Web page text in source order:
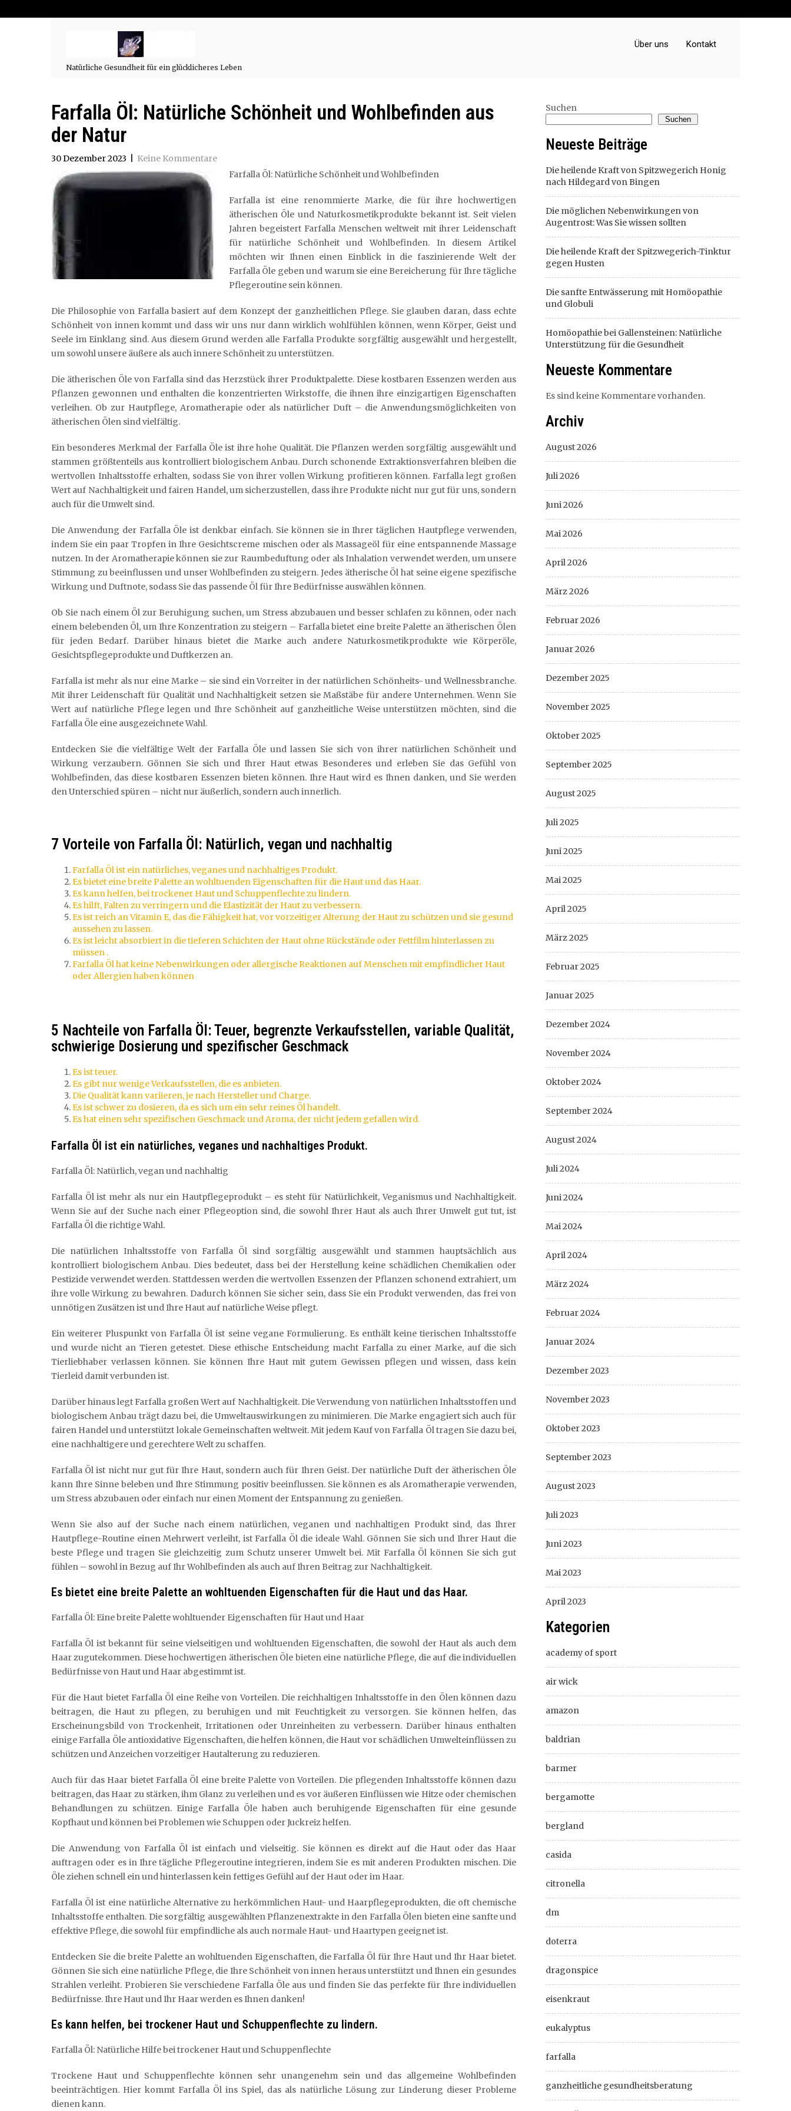
Natürliche Gesundheit für ein glücklicheres Leben
Über uns Kontakt
Farfalla Öl: Natürliche Schönheit und Wohlbefinden aus
der Natur
30 Dezember 2023
Keine Kommentare
Farfalla Öl: Natürliche Schönheit und Wohlbefinden
Farfalla ist eine renommierte Marke, die für ihre hochwertigen
ätherischen Öle und Naturkosmetikprodukte bekannt ist. Seit vielen
Jahren begeistert Farfalla Menschen weltweit mit ihrer Leidenschaft
für natürliche Schönheit und Wohlbefinden. In diesem Artikel
möchten wir Ihnen einen Einblick in die faszinierende Welt der
Farfalla Öle geben und warum sie eine Bereicherung für Ihre tägliche
Pflegeroutine sein können.
Die Philosophie von Farfalla basiert auf dem Konzept der ganzheitlichen Pflege. Sie glauben daran, dass echte
Schönheit von innen kommt und dass wir uns nur dann wirklich wohlfühlen können, wenn Körper, Geist und
Seele im Einklang sind. Aus diesem Grund werden alle Farfalla Produkte sorgfältig ausgewählt und hergestellt,
um sowohl unsere äußere als auch innere Schönheit zu unterstützen.
Die ätherischen Öle von Farfalla sind das Herzstück ihrer Produktpalette. Diese kostbaren Essenzen werden aus
Pflanzen gewonnen und enthalten die konzentrierten Wirkstoffe, die ihnen ihre einzigartigen Eigenschaften
verleihen. Ob zur Hautpflege, Aromatherapie oder als natürlicher Duft – die Anwendungsmöglichkeiten von
ätherischen Ölen sind vielfältig.
Ein besonderes Merkmal der Farfalla Öle ist ihre hohe Qualität. Die Pflanzen werden sorgfältig ausgewählt und
stammen größtenteils aus kontrolliert biologischem Anbau. Durch schonende Extraktionsverfahren bleiben die
wertvollen Inhaltsstoffe erhalten, sodass Sie von ihrer vollen Wirkung profitieren können. Farfalla legt großen
Wert auf Nachhaltigkeit und fairen Handel, um sicherzustellen, dass ihre Produkte nicht nur gut für uns, sondern
auch für die Umwelt sind.
Die Anwendung der Farfalla Öle ist denkbar einfach. Sie können sie in Ihrer täglichen Hautpflege verwenden,
indem Sie ein paar Tropfen in Ihre Gesichtscreme mischen oder als Massageöl für eine entspannende Massage
nutzen. In der Aromatherapie können sie zur Raumbeduftung oder als Inhalation verwendet werden, um unsere
Stimmung zu beeinflussen und unser Wohlbefinden zu steigern. Jedes ätherische Öl hat seine eigene spezifische
Wirkung und Duftnote, sodass Sie das passende Öl für Ihre Bedürfnisse auswählen können.
Ob Sie nach einem Öl zur Beruhigung suchen, um Stress abzubauen und besser schlafen zu können, oder nach
einem belebenden Öl, um Ihre Konzentration zu steigern – Farfalla bietet eine breite Palette an ätherischen Ölen
für jeden Bedarf. Darüber hinaus bietet die Marke auch andere Naturkosmetikprodukte wie Körperöle,
Gesichtspflegeprodukte und Duftkerzen an.
Farfalla ist mehr als nur eine Marke – sie sind ein Vorreiter in der natürlichen Schönheits- und Wellnessbranche.
Mit ihrer Leidenschaft für Qualität und Nachhaltigkeit setzen sie Maßstäbe für andere Unternehmen. Wenn Sie
Wert auf natürliche Pflege legen und Ihre Schönheit auf ganzheitliche Weise unterstützen möchten, sind die
Farfalla Öle eine ausgezeichnete Wahl.
Entdecken Sie die vielfältige Welt der Farfalla Öle und lassen Sie sich von ihrer natürlichen Schönheit und
Wirkung verzaubern. Gönnen Sie sich und Ihrer Haut etwas Besonderes und erleben Sie das Gefühl von
Wohlbefinden, das diese kostbaren Essenzen bieten können. Ihre Haut wird es Ihnen danken, und Sie werden
den Unterschied spüren – nicht nur äußerlich, sondern auch innerlich.
7 Vorteile von Farfalla Öl: Natürlich, vegan und nachhaltig
Farfalla Öl ist ein natürliches, veganes und nachhaltiges Produkt.
Es bietet eine breite Palette an wohltuenden Eigenschaften für die Haut und das Haar.
Es kann helfen, bei trockener Haut und Schuppenflechte zu lindern.
Es hilft, Falten zu verringern und die Elastizität der Haut zu verbessern.
Es ist reich an Vitamin E, das die Fähigkeit hat, vor vorzeitiger Alterung der Haut zu schützen und sie gesund
aussehen zu lassen.
Es ist leicht absorbiert in die tieferen Schichten der Haut ohne Rückstände oder Fettfilm hinterlassen zu
müssen .
Farfalla Öl hat keine Nebenwirkungen oder allergische Reaktionen auf Menschen mit empfindlicher Haut
oder Allergien haben können
5 Nachteile von Farfalla Öl: Teuer, begrenzte Verkaufsstellen, variable Qualität,
schwierige Dosierung und spezifischer Geschmack
Es ist teuer.
Es gibt nur wenige Verkaufsstellen, die es anbieten.
Die Qualität kann variieren, je nach Hersteller und Charge.
Es ist schwer zu dosieren, da es sich um ein sehr reines Öl handelt.
Es hat einen sehr spezifischen Geschmack und Aroma, der nicht jedem gefallen wird.
Farfalla Öl ist ein natürliches, veganes und nachhaltiges Produkt.
Farfalla Öl: Natürlich, vegan und nachhaltig
Farfalla Öl ist mehr als nur ein Hautpflegeprodukt – es steht für Natürlichkeit, Veganismus und Nachhaltigkeit.
Wenn Sie auf der Suche nach einer Pflegeoption sind, die sowohl Ihrer Haut als auch Ihrer Umwelt gut tut, ist
Farfalla Öl die richtige Wahl.
Die natürlichen Inhaltsstoffe von Farfalla Öl sind sorgfältig ausgewählt und stammen hauptsächlich aus
kontrolliert biologischem Anbau. Dies bedeutet, dass bei der Herstellung keine schädlichen Chemikalien oder
Pestizide verwendet werden. Stattdessen werden die wertvollen Essenzen der Pflanzen schonend extrahiert, um
ihre volle Wirkung zu bewahren. Dadurch können Sie sicher sein, dass Sie ein Produkt verwenden, das frei von
unnötigen Zusätzen ist und Ihre Haut auf natürliche Weise pflegt.
Ein weiterer Pluspunkt von Farfalla Öl ist seine vegane Formulierung. Es enthält keine tierischen Inhaltsstoffe
und wurde nicht an Tieren getestet. Diese ethische Entscheidung macht Farfalla zu einer Marke, auf die sich
Tierliebhaber verlassen können. Sie können Ihre Haut mit gutem Gewissen pflegen und wissen, dass kein
Tierleid damit verbunden ist.
Darüber hinaus legt Farfalla großen Wert auf Nachhaltigkeit. Die Verwendung von natürlichen Inhaltsstoffen und
biologischem Anbau trägt dazu bei, die Umweltauswirkungen zu minimieren. Die Marke engagiert sich auch für
fairen Handel und unterstützt lokale Gemeinschaften weltweit. Mit jedem Kauf von Farfalla Öl tragen Sie dazu bei,
eine nachhaltigere und gerechtere Welt zu schaffen.
Farfalla Öl ist nicht nur gut für Ihre Haut, sondern auch für Ihren Geist. Der natürliche Duft der ätherischen Öle
kann Ihre Sinne beleben und Ihre Stimmung positiv beeinflussen. Sie können es als Aromatherapie verwenden,
um Stress abzubauen oder einfach nur einen Moment der Entspannung zu genießen.
Wenn Sie also auf der Suche nach einem natürlichen, veganen und nachhaltigen Produkt sind, das Ihrer
Hautpflege-Routine einen Mehrwert verleiht, ist Farfalla Öl die ideale Wahl. Gönnen Sie sich und Ihrer Haut die
beste Pflege und tragen Sie gleichzeitig zum Schutz unserer Umwelt bei. Mit Farfalla Öl können Sie sich gut
fühlen – sowohl in Bezug auf Ihr Wohlbefinden als auch auf Ihren Beitrag zur Nachhaltigkeit.
Es bietet eine breite Palette an wohltuenden Eigenschaften für die Haut und das Haar.
Farfalla Öl: Eine breite Palette wohltuender Eigenschaften für Haut und Haar
Farfalla Öl ist bekannt für seine vielseitigen und wohltuenden Eigenschaften, die sowohl der Haut als auch dem
Haar zugutekommen. Diese hochwertigen ätherischen Öle bieten eine natürliche Pflege, die auf die individuellen
Bedürfnisse von Haut und Haar abgestimmt ist.
Für die Haut bietet Farfalla Öl eine Reihe von Vorteilen. Die reichhaltigen Inhaltsstoffe in den Ölen können dazu
beitragen, die Haut zu pflegen, zu beruhigen und mit Feuchtigkeit zu versorgen. Sie können helfen, das
Erscheinungsbild von Trockenheit, Irritationen oder Unreinheiten zu verbessern. Darüber hinaus enthalten
einige Farfalla Öle antioxidative Eigenschaften, die helfen können, die Haut vor schädlichen Umwelteinflüssen zu
schützen und Anzeichen vorzeitiger Hautalterung zu reduzieren.
Auch für das Haar bietet Farfalla Öl eine breite Palette von Vorteilen. Die pflegenden Inhaltsstoffe können dazu
beitragen, das Haar zu stärken, ihm Glanz zu verleihen und es vor äußeren Einflüssen wie Hitze oder chemischen
Behandlungen zu schützen. Einige Farfalla Öle haben auch beruhigende Eigenschaften für eine gesunde
Kopfhaut und können bei Problemen wie Schuppen oder Juckreiz helfen.
Die Anwendung von Farfalla Öl ist einfach und vielseitig. Sie können es direkt auf die Haut oder das Haar
auftragen oder es in Ihre tägliche Pflegeroutine integrieren, indem Sie es mit anderen Produkten mischen. Die
Öle ziehen schnell ein und hinterlassen kein fettiges Gefühl auf der Haut oder im Haar.
Farfalla Öl ist eine natürliche Alternative zu herkömmlichen Haut- und Haarpflegeprodukten, die oft chemische
Inhaltsstoffe enthalten. Die sorgfältig ausgewählten Pflanzenextrakte in den Farfalla Ölen bieten eine sanfte und
effektive Pflege, die sowohl für empfindliche als auch normale Haut- und Haartypen geeignet ist.
Entdecken Sie die breite Palette an wohltuenden Eigenschaften, die Farfalla Öl für Ihre Haut und Ihr Haar bietet.
Gönnen Sie sich eine natürliche Pflege, die Ihre Schönheit von innen heraus unterstützt und Ihnen ein gesundes
Strahlen verleiht. Probieren Sie verschiedene Farfalla Öle aus und finden Sie das perfekte für Ihre individuellen
Bedürfnisse. Ihre Haut und Ihr Haar werden es Ihnen danken!
Es kann helfen, bei trockener Haut und Schuppenflechte zu lindern.
Farfalla Öl: Natürliche Hilfe bei trockener Haut und Schuppenflechte
Trockene Haut und Schuppenflechte können sehr unangenehm sein und das allgemeine Wohlbefinden
beeinträchtigen. Hier kommt Farfalla Öl ins Spiel, das als natürliche Lösung zur Linderung dieser Probleme
dienen kann.
Suchen
Suchen
Neueste Beiträge
Die heilende Kraft von Spitzwegerich Honig
nach Hildegard von Bingen
Die möglichen Nebenwirkungen von
Augentrost: Was Sie wissen sollten
Die heilende Kraft der Spitzwegerich-Tinktur
gegen Husten
Die sanfte Entwässerung mit Homöopathie
und Globuli
Homöopathie bei Gallensteinen: Natürliche
Unterstützung für die Gesundheit
Neueste Kommentare
Es sind keine Kommentare vorhanden.
Archiv
August 2026
Juli 2026
Juni 2026
Mai 2026
April 2026
März 2026
Februar 2026
Januar 2026
Dezember 2025
November 2025
Oktober 2025
September 2025
August 2025
Juli 2025
Juni 2025
Mai 2025
April 2025
März 2025
Februar 2025
Januar 2025
Dezember 2024
November 2024
Oktober 2024
September 2024
August 2024
Juli 2024
Juni 2024
Mai 2024
April 2024
März 2024
Februar 2024
Januar 2024
Dezember 2023
November 2023
Oktober 2023
September 2023
August 2023
Juli 2023
Juni 2023
Mai 2023
April 2023
Kategorien
academy of sport
air wick
amazon
baldrian
barmer
bergamotte
bergland
casida
citronella
dm
doterra
dragonspice
eisenkraut
eukalyptus
farfalla
ganzheitliche gesundheitsberatung